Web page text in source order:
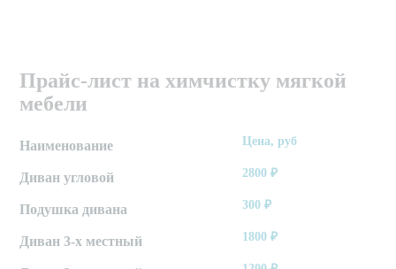
Прайс-лист на химчистку мягкой
мебели
Наименование Цена, руб
Диван угловой 2800 ₽
Подушка дивана 300 ₽
Диван 3-х местный 1800 ₽